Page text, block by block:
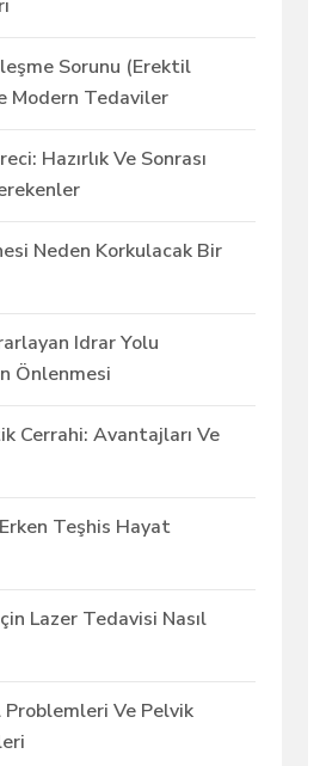
Sorunu (erektil
Modern Tedaviler
Hazırlık Ve Sonrası
Neden Korkulacak Bir
Idrar Yolu
Önlenmesi
Cerrahi: Avantajları Ve
Teşhis Hayat
Lazer Tedavisi Nasıl
Ve Pelvik